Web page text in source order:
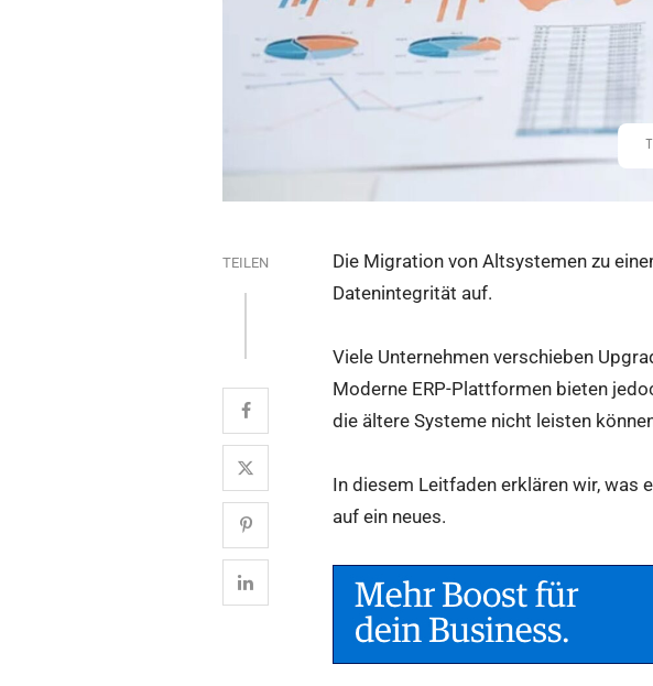
TEILEN
Die Migration von Altsystemen zu
Datenintegrität auf.
Viele Unternehmen verschieben
Moderne ERP-Plattformen bieten
die ältere Systeme nicht leisten
In diesem Leitfaden erklären wir, was
auf ein neues.